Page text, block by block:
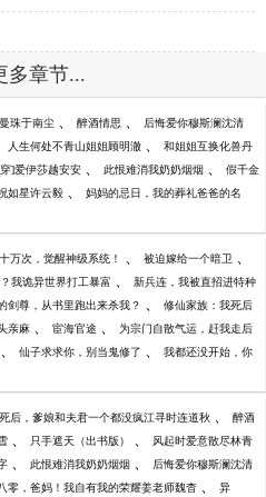
多章节...
珠于南尘 、 醉酒情思 、 后悔爱你穆斯澜沈清
人生何处不青山姐姐顾明澈 、 和姐姐互换化兽丹
]爱伊莎越安安 、 此恨难消我奶奶烟烟 、 假千金
如星许云毅 、 妈妈的忌日，我的葬礼爸爸的名
万次，觉醒神级系统！ 、 被迫嫁给一个暗卫 、
我诡异世界打工暴富 、 新兵连，我被直招进特种
剑尊，从书里跑出来杀我？ 、 修仙家族：我死后
亲麻 、 宦海官途 、 为宗门自散气运，赶我走后
、 仙子求求你，别当鬼修了 、 我都还没开始，你
后，爹娘和夫君一个都没疯江寻时连道秋 、 醉酒
、 只手遮天（出书版） 、 风起时爱意散尽林青
、 此恨难消我奶奶烟烟 、 后悔爱你穆斯澜沈清
零，爸妈！我自有我的荣耀姜老师魏杳 、 异